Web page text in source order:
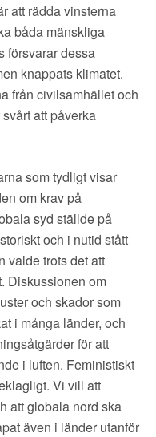
att rädda vinsterna
båda mänskliga
försvarar dessa
knappats klimatet.
från civilsamhället och
att påverka
som tydligt visar
om krav på
syd ställde på
och i nutid stått
valde trots det att
Diskussionen om
och skador som
i många länder, och
för att
i luften. Feministiskt
Vi vill att
att globala nord ska
även i länder utanför